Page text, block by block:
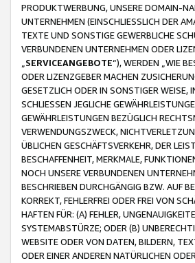
PRODUKTWERBUNG, UNSERE DOMAIN-
UNTERNEHMEN (EINSCHLIESSLICH DER
TEXTE UND SONSTIGE GEWERBLICHE
VERBUNDENEN UNTERNEHMEN ODER
SERVICEANGEBOTE“), WERDEN „WIE
ODER LIZENZGEBER MACHEN
GESETZLICH ODER IN SONSTIGER WEISE,
SCHLIESSEN JEGLICHE
GEWÄHRLEISTUNGEN BEZÜGLICH
VERWENDUNGSZWECK,
ÜBLICHEN GESCHÄFTSVERKEHR, DER
BESCHAFFENHEIT, MERKMALE,
NOCH UNSERE VERBUNDENEN
BESCHRIEBEN DURCHGÄNGIG BZW. AUF
KORREKT, FEHLERFREI ODER FREI VON
HAFTEN FÜR: (A) FEHLER,
SYSTEMABSTÜRZE; ODER (B)
WEBSITE ODER VON DATEN, BILDERN,
ODER EINER ANDEREN NATÜRLICHEN